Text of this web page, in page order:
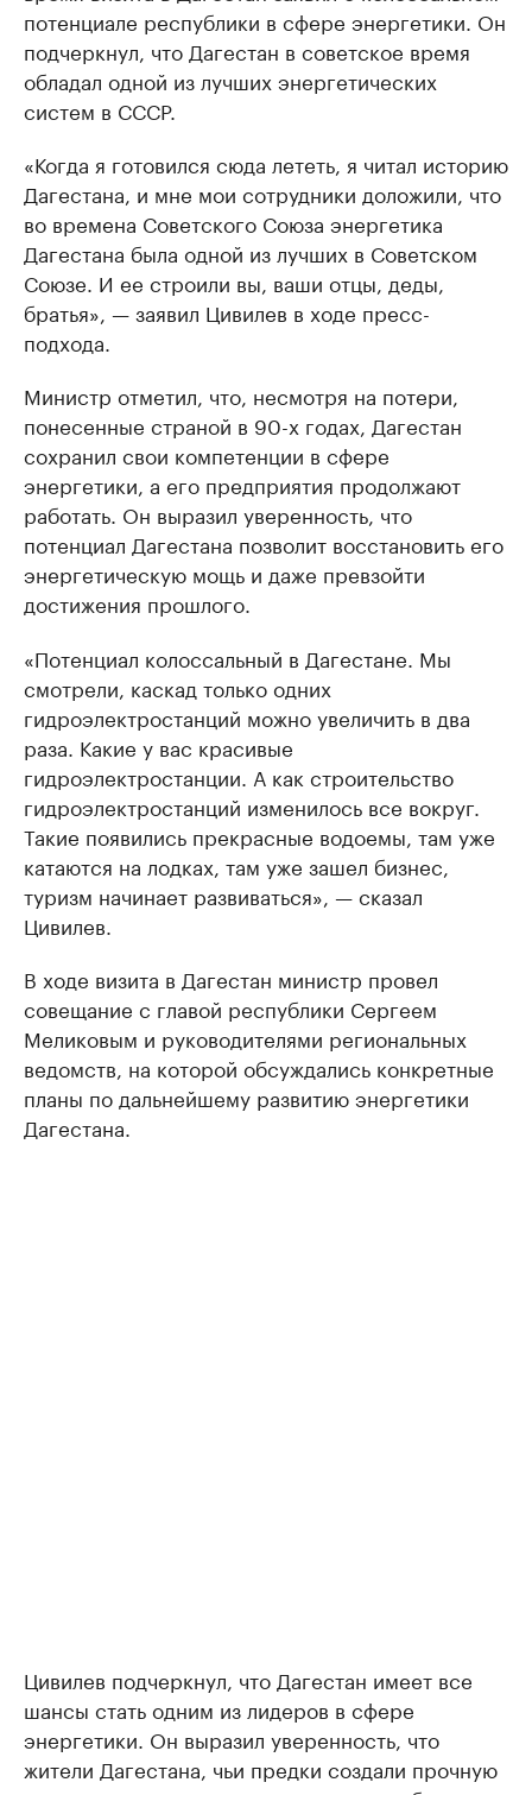
потенциале республики в сфере энергетики. Он
подчеркнул, что Дагестан в советское время
обладал одной из лучших энергетических
систем в СССР.
«Когда я готовился сюда лететь, я читал историю
Дагестана, и мне мои сотрудники доложили, что
во времена Советского Союза энергетика
Дагестана была одной из лучших в Советском
Союзе. И ее строили вы, ваши отцы, деды,
братья», — заявил Цивилев в ходе пресс-
подхода.
Министр отметил, что, несмотря на потери,
понесенные страной в 90-х годах, Дагестан
сохранил свои компетенции в сфере
энергетики, а его предприятия продолжают
работать. Он выразил уверенность, что
потенциал Дагестана позволит восстановить его
энергетическую мощь и даже превзойти
достижения прошлого.
«Потенциал колоссальный в Дагестане. Мы
смотрели, каскад только одних
гидроэлектростанций можно увеличить в два
раза. Какие у вас красивые
гидроэлектростанции. А как строительство
гидроэлектростанций изменилось все вокруг.
Такие появились прекрасные водоемы, там уже
катаются на лодках, там уже зашел бизнес,
туризм начинает развиваться», — сказал
Цивилев.
В ходе визита в Дагестан министр провел
совещание с главой республики Сергеем
Меликовым и руководителями региональных
ведомств, на которой обсуждались конкретные
планы по дальнейшему развитию энергетики
Дагестана.
Цивилев подчеркнул, что Дагестан имеет все
шансы стать одним из лидеров в сфере
энергетики. Он выразил уверенность, что
жители Дагестана, чьи предки создали прочную